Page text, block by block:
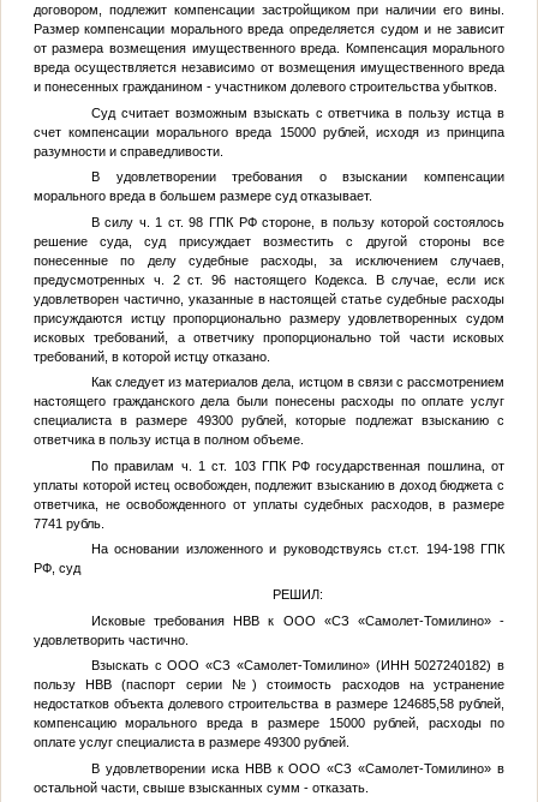
договором, подлежит компенсации застройщиком при наличии его вины.
Размер компенсации морального вреда определяется судом и не зависит
от размера возмещения имущественного вреда. Компенсация морального
вреда осуществляется независимо от возмещения имущественного вреда
и понесенных гражданином - участником долевого строительства убытков.
Суд считает возможным взыскать с ответчика в пользу истца в
счет компенсации морального вреда 15000 рублей, исходя из принципа
разумности и справедливости.
В удовлетворении требования о взыскании компенсации
морального вреда в большем размере суд отказывает.
В силу ч. 1 ст. 98 ГПК РФ стороне, в пользу которой состоялось
решение суда, суд присуждает возместить с другой стороны все
понесенные по делу судебные расходы, за исключением случаев,
предусмотренных ч. 2 ст. 96 настоящего Кодекса. В случае, если иск
удовлетворен частично, указанные в настоящей статье судебные расходы
присуждаются истцу пропорционально размеру удовлетворенных судом
исковых требований, а ответчику пропорционально той части исковых
требований, в которой истцу отказано.
Как следует из материалов дела, истцом в связи с рассмотрением
настоящего гражданского дела были понесены расходы по оплате услуг
специалиста в размере 49300 рублей, которые подлежат взысканию с
ответчика в пользу истца в полном объеме.
По правилам ч. 1 ст. 103 ГПК РФ государственная пошлина, от
уплаты которой истец освобожден, подлежит взысканию в доход бюджета с
ответчика, не освобожденного от уплаты судебных расходов, в размере
7741 рубль.
На основании изложенного и руководствуясь ст.ст. 194-198 ГПК
РФ, суд
РЕШИЛ:
Исковые требованияНВВ к ООО «СЗ «Самолет-Томилино» -
удовлетворить частично.
Взыскать с ООО «СЗ «Самолет-Томилино» (ИНН 5027240182) в
пользу
НВВ (паспорт серии №) стоимость расходов на устранение
недостатков объекта долевого строительства в размере 124685,58 рублей,
компенсацию морального вреда в размере 15000 рублей, расходы по
оплате услуг специалиста в размере 49300 рублей.
В удовлетворении иска НВВк ООО «СЗ «Самолет-Томилино» в
остальной части, свыше взысканных сумм - отказать.